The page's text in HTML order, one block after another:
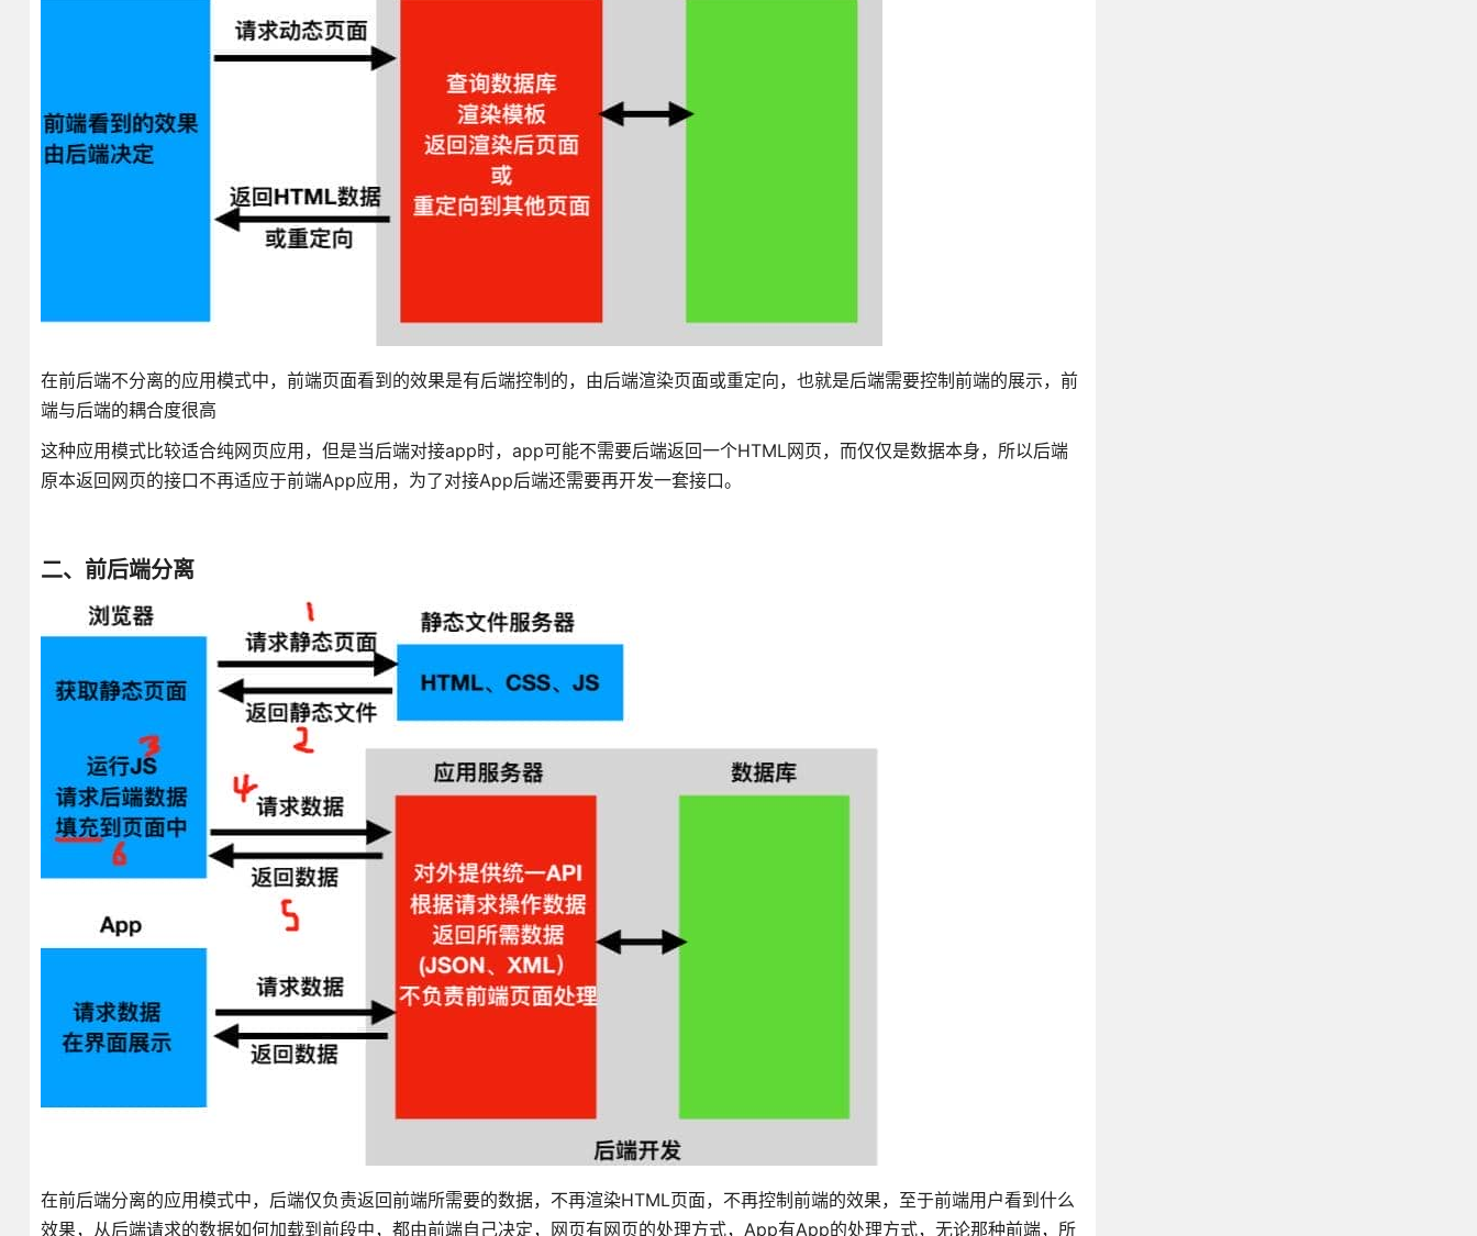
在前后端不分离的应用模式中，前端页面看到的效果是有后端控制的，由后端渲染页面或重定向，也就是后端需要控制前端的展示，前
端与后端的耦合度很高
这种应用模式比较适合纯网页应用，但是当后端对接app时，app可能不需要后端返回一个HTML网页，而仅仅是数据本身，所以后端
原本返回网页的接口不再适应于前端App应用，为了对接App后端还需要再开发一套接口。
二、前后端分离
在前后端分离的应用模式中，后端仅负责返回前端所需要的数据，不再渲染HTML页面，不再控制前端的效果，至于前端用户看到什么
效果，从后端请求的数据如何加载到前段中，都由前端自己决定，网页有网页的处理方式，App有App的处理方式，无论那种前端，所